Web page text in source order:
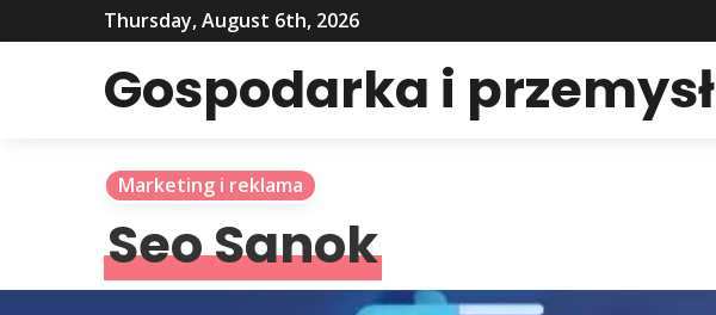
Thursday, August 6th, 2026
Gospodarka i przemysł
Marketing i reklama
Seo Sanok